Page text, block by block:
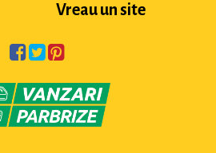
Vreau un site